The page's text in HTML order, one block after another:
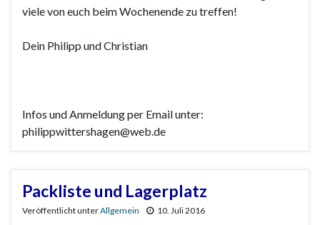
viele von euch beim Wochenende zu treffen!
Dein Philipp und Christian
Infos und Anmeldung per Email unter:
philippwittershagen@web.de
Packliste und Lagerplatz
Veröffentlicht unterAllgemein 10. Juli 2016